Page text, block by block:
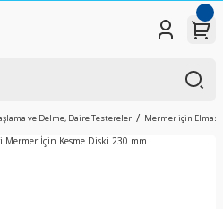
ve Delme, Daire Testereler Mermer için Elmas